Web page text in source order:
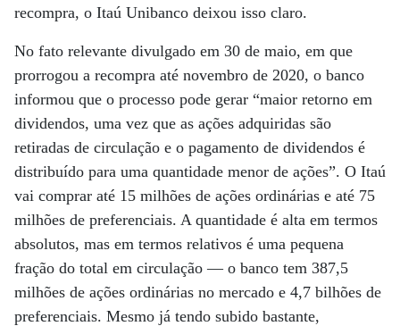
recompra, o Itaú Unibanco deixou isso claro.
No fato relevante divulgado em 30 de maio, em que
prorrogou a recompra até novembro de 2020, o banco
informou que o processo pode gerar “maior retorno em
dividendos, uma vez que as ações adquiridas são
retiradas de circulação e o pagamento de dividendos é
distribuído para uma quantidade menor de ações”. O Itaú
vai comprar até 15 milhões de ações ordinárias e até 75
milhões de preferenciais. A quantidade é alta em termos
absolutos, mas em termos relativos é uma pequena
fração do total em circulação — o banco tem 387,5
milhões de ações ordinárias no mercado e 4,7 bilhões de
preferenciais. Mesmo já tendo subido bastante,